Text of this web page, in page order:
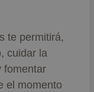
te permitirá,
cuidar la
fomentar
el momento